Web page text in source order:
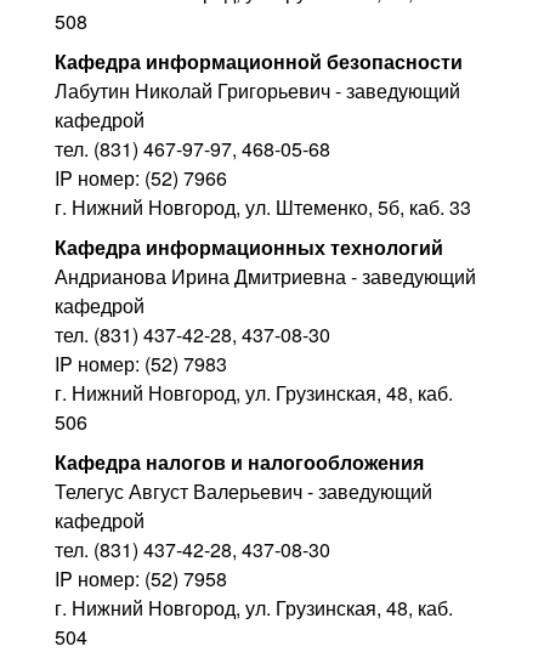
508
Кафедра информационной безопасности
Лабутин Николай Григорьевич - заведующий
кафедрой
тел. (831) 467-97-97, 468-05-68
IP номер: (52) 7966
г. Нижний Новгород, ул. Штеменко, 5б, каб. 33
Кафедра информационных технологий
Андрианова Ирина Дмитриевна - заведующий
кафедрой
тел. (831) 437-42-28, 437-08-30
IP номер: (52) 7983
г. Нижний Новгород, ул. Грузинская, 48, каб.
506
Кафедра налогов и налогообложения
Телегус Август Валерьевич - заведующий
кафедрой
тел. (831) 437-42-28, 437-08-30
IP номер: (52) 7958
г. Нижний Новгород, ул. Грузинская, 48, каб.
504